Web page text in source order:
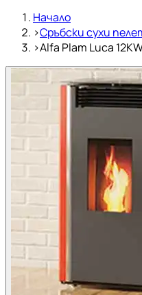
Начало
›Сръбски сухи
›Alfa Plam Luca